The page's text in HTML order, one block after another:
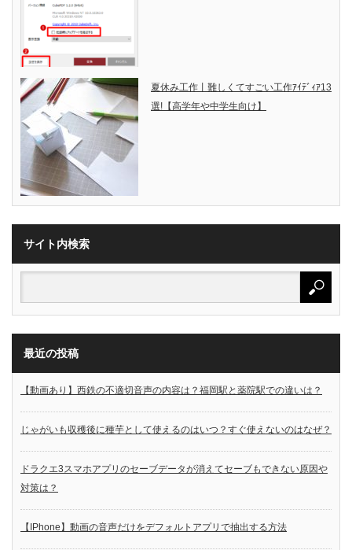
夏休み工作丨難しくてすごい工作ｱｲﾃﾞｨｱ13
選!【高学年や中学生向け】
サイト内検索
最近の投稿
【動画あり】西鉄の不適切音声の内容は？福岡駅と薬院駅での違いは？
じゃがいも収穫後に種芋として使えるのはいつ？すぐ使えないのはなぜ？
ドラクエ3スマホアプリのセーブデータが消えてセーブもできない原因や
対策は？
【IPhone】動画の音声だけをデフォルトアプリで抽出する方法